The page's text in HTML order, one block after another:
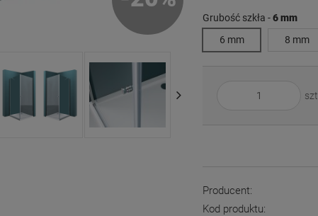
Grubość szkła -6 mm
6 mm
8 mm
szt.
Producent:
Kod produktu: